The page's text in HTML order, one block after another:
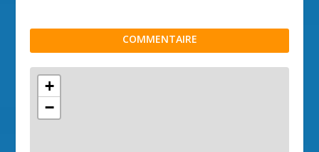
COMMENTAIRE
+
−